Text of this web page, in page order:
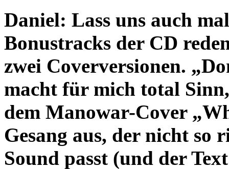
Daniel: Lass uns auch
Bonustracks der CD
zwei Coverversionen.
macht für mich total
dem Manowar-Cover
Gesang aus, der nicht so
Sound passt (und der